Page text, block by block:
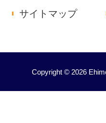
サイトマップ
Copyright © 2026